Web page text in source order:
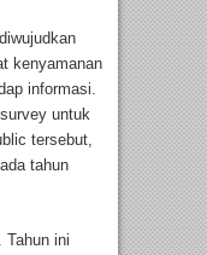
kenyamanan
informasi.
untuk
tersebut,
tahun
Tahun ini